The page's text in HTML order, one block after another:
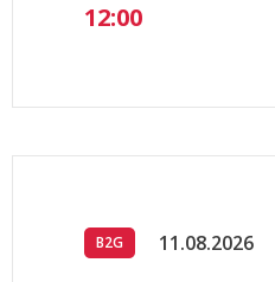
12:00
B2G 11.08.2026